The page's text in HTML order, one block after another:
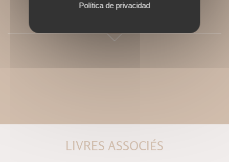
LIVRES ASSOCIÉS
Política de privacidad